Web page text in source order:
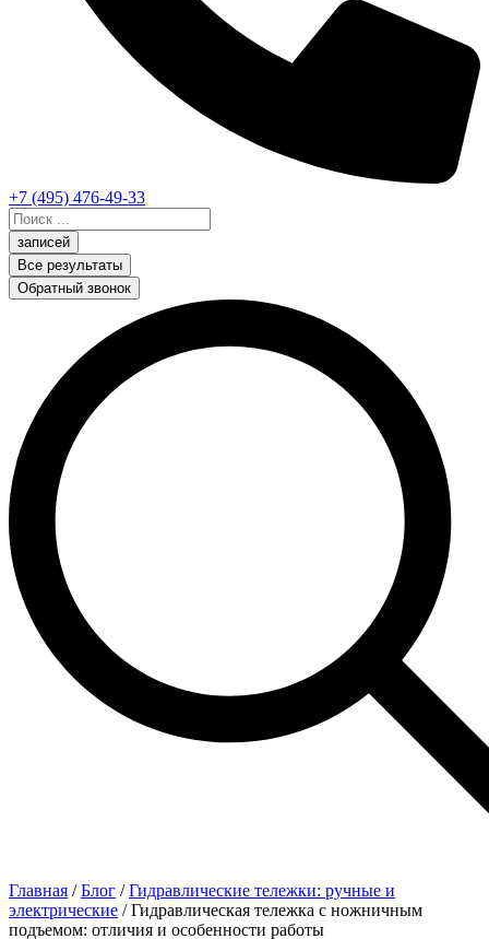
+7 (495) 476-49-33
Search
...записей
Все результаты
Обратный звонок
Главная /Блог /Гидравлические тележки: ручные и
электрические /Гидравлическая тележка с ножничным
подъемом: отличия и особенности работы